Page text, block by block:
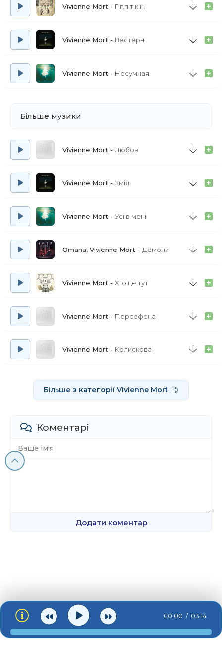
Vivienne Mort Г.г.п.т.к.н.
Vivienne Mort Вестерн
Vivienne Mort Несумная
Більше музики
Vivienne Mort Любов
Vivienne Mort Змія
Vivienne Mort Усі в мені
Omana, Vivienne Mort Демони
Vivienne Mort Хто це тут
Vivienne Mort Персефона
Vivienne Mort Колискова
Більше з категорії Vivienne Mort
Коментарі
Додати коментар
00:00 03:14